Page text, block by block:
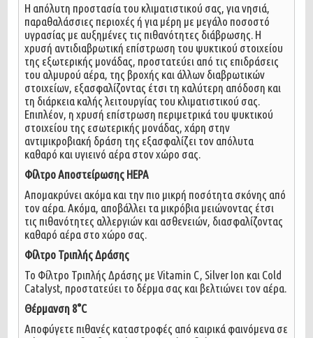
Η απόλυτη προστασία του κλιματιστικού σας, για νησιά,
παραθαλάσσιες περιοχές ή για μέρη με μεγάλο ποσοστό
υγρασίας με αυξημένες τις πιθανότητες διάβρωσης. Η
χρυσή αντιδιαβρωτική επίστρωση του ψυκτικού στοιχείου
της εξωτερικής μονάδας, προστατεύει από τις επιδράσεις
του αλμυρού αέρα, της βροχής και άλλων διαβρωτικών
στοιχείων, εξασφαλίζοντας έτσι τη καλύτερη απόδοση και
τη διάρκεια καλής λειτουργίας του κλιματιστικού σας.
Επιπλέον, η χρυσή επίστρωση περιμετρικά του ψυκτικού
στοιχείου της εσωτερικής μονάδας, χάρη στην
αντιμικροβιακή δράση της εξασφαλίζει τον απόλυτα
καθαρό και υγιεινό αέρα στον χώρο σας.
Φίλτρο Αποστείρωσης HEPA
Απομακρύνει ακόμα και την πιο μικρή ποσότητα σκόνης από
τον αέρα. Ακόμα, αποβάλλει τα μικρόβια μειώνοντας έτσι
τις πιθανότητες αλλεργιών και ασθενειών, διασφαλίζοντας
καθαρό αέρα στο χώρο σας.
Φίλτρο Τριπλής Δράσης
Το Φίλτρο Τριπλής Δράσης με Vitamin C, Silver Ion και Cold
Catalyst, προστατεύει το δέρμα σας και βελτιώνει τον αέρα.
Θέρμανση 8°C
Αποφύγετε πιθανές καταστροφές από καιρικά φαινόμενα σε